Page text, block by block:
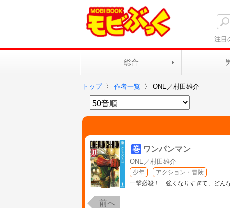
注目
総合
トップ 〉 作者一覧 〉 ONE／村田雄介
巻 ワンパンマン
ONE／村田雄介
少年
アクション・冒険
一撃必殺！ 強くなりすぎて、どん
前へ